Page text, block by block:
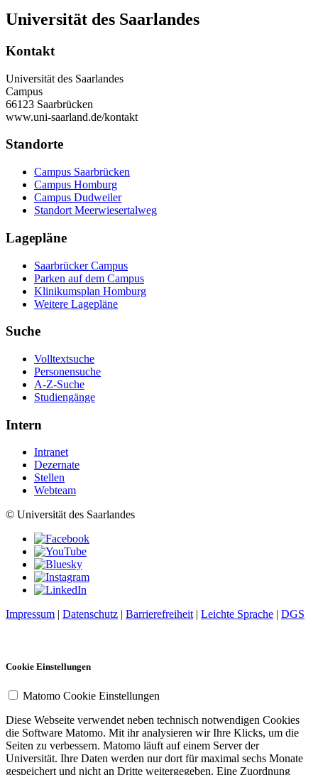
Universität des Saarlandes
Kontakt
Universität des Saarlandes
Campus
66123 Saarbrücken
www.uni-saarland.de/kontakt
Standorte
Campus Saarbrücken
Campus Homburg
Campus Dudweiler
Standort Meerwiesertalweg
Lagepläne
Saarbrücker Campus
Parken auf dem Campus
Klinikumsplan Homburg
Weitere Lagepläne
Suche
Volltextsuche
Personensuche
A-Z-Suche
Studiengänge
Intern
Intranet
Dezernate
Stellen
Webteam
© Universität des Saarlandes
Impressum | Datenschutz | Barrierefreiheit | Leichte Sprache | DGS
Cookie Einstellungen
Matomo Cookie Einstellungen
Diese Webseite verwendet neben technisch notwendigen Cookies
die Software Matomo. Mit ihr analysieren wir Ihre Klicks, um die
Seiten zu verbessern. Matomo läuft auf einem Server der
Universität. Ihre Daten werden nur dort für maximal sechs Monate
gespeichert und nicht an Dritte weitergegeben. Eine Zuordnung